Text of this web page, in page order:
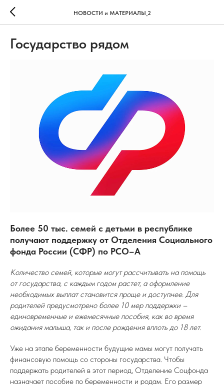
НОВОСТИ и МАТЕРИАЛЫ_2
Государство рядом
Более 50 тыс. семей с детьми в республике
получают поддержку от Отделения Социального
фонда России (СФР) по РСО–А
Количество семей, которые могут рассчитывать на помощь
от государства, с каждым годом растет, а оформление
необходимых выплат становится проще и доступнее. Для
родителей предусмотрено более 10 мер поддержки –
единовременные и ежемесячные пособия, как во время
ожидания малыша, так и после рождения вплоть до 18 лет.
Уже на этапе беременности будущие мамы могут получать
финансовую помощь со стороны государства. Чтобы
поддержать родителей в этот период, Отделение Соцфонда
назначает пособие по беременности и родам. Его размер